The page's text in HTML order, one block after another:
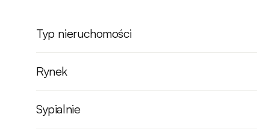
Typ nieruchomości
Rynek
Sypialnie